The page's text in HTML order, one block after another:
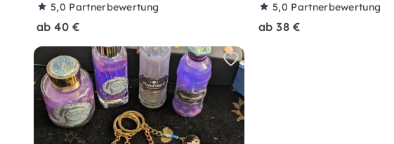
5,0 Partnerbewertung
ab 40 €
5,0 Partnerbewertung
ab 38 €